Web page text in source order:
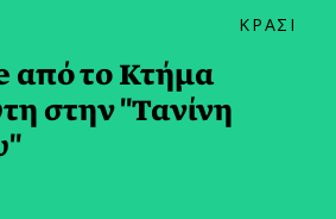
ΚΡΑΣΙ
από το Κτήμα
στην "Τανίνη